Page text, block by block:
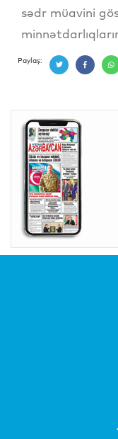
sədr müavini
Paylaş: